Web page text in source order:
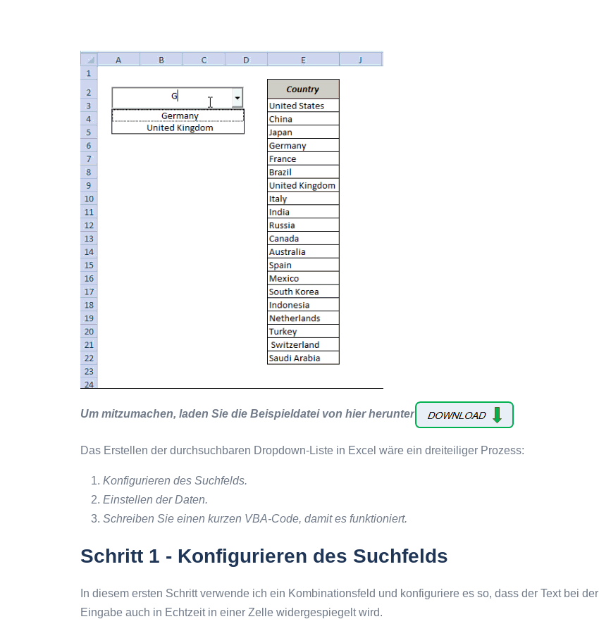
Um mitzumachen, laden Sie die Beispieldatei von hier herunter
Das Erstellen der durchsuchbaren Dropdown-Liste in Excel wäre ein dreiteiliger Prozess:
Konfigurieren des Suchfelds.
Einstellen der Daten.
Schreiben Sie einen kurzen VBA-Code, damit es funktioniert.
Schritt 1 - Konfigurieren des Suchfelds
In diesem ersten Schritt verwende ich ein Kombinationsfeld und konfiguriere es so, dass der Text bei der
Eingabe auch in Echtzeit in einer Zelle widergespiegelt wird.